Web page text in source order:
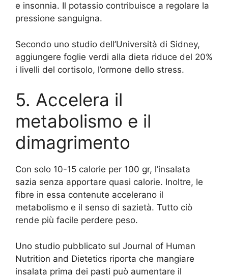
e insonnia. Il potassio contribuisce a regolare la
pressione sanguigna.
Secondo uno studio dell’Università di Sidney,
aggiungere foglie verdi alla dieta riduce del 20%
i livelli del cortisolo, l’ormone dello stress.
5. Accelera il
metabolismo e il
dimagrimento
Con solo 10-15 calorie per 100 gr, l’insalata
sazia senza apportare quasi calorie. Inoltre, le
fibre in essa contenute accelerano il
metabolismo e il senso di sazietà. Tutto ciò
rende più facile perdere peso.
Uno studio pubblicato sul Journal of Human
Nutrition and Dietetics riporta che mangiare
insalata prima dei pasti può aumentare il